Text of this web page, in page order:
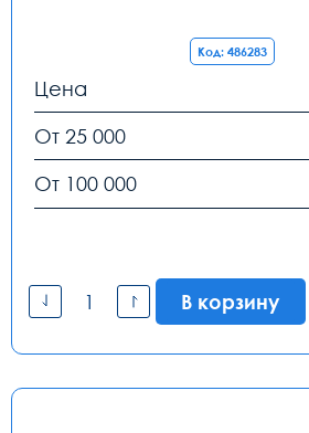
Код: 486283
Цена
От 25 000
От 100 000
В корзину